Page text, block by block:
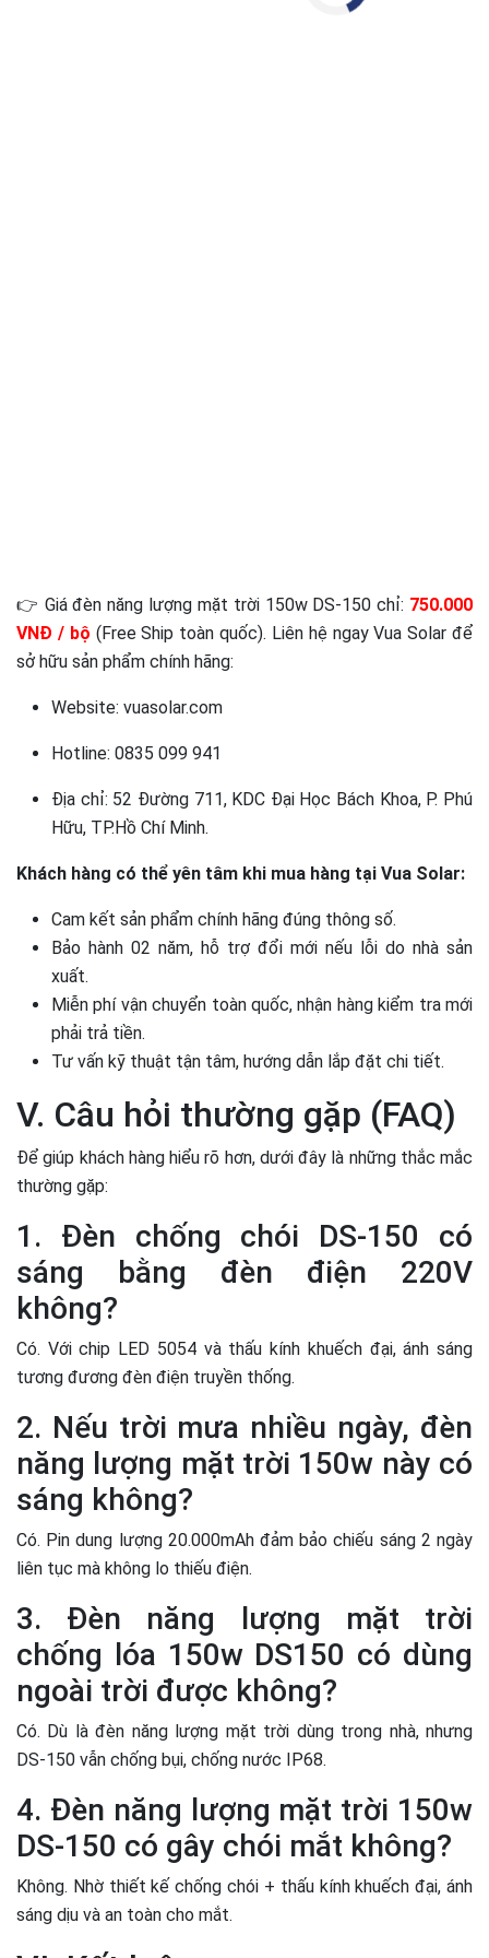
👉 Giá đèn năng lượng mặt trời 150w DS-150 chỉ: 750.000
VNĐ / bộ (Free Ship toàn quốc). Liên hệ ngay Vua Solar để
sở hữu sản phẩm chính hãng:
Website: vuasolar.com
Hotline: 0835 099 941
Địa chỉ: 52 Đường 711, KDC Đại Học Bách Khoa, P. Phú
Hữu, TP.Hồ Chí Minh.
Khách hàng có thể yên tâm khi mua hàng tại Vua Solar:
Cam kết sản phẩm chính hãng đúng thông số.
Bảo hành 02 năm, hỗ trợ đổi mới nếu lỗi do nhà sản
xuất.
Miễn phí vận chuyển toàn quốc, nhận hàng kiểm tra mới
phải trả tiền.
Tư vấn kỹ thuật tận tâm, hướng dẫn lắp đặt chi tiết.
V. Câu hỏi thường gặp (FAQ)
Để giúp khách hàng hiểu rõ hơn, dưới đây là những thắc mắc
thường gặp:
1. Đèn chống chói DS-150 có
sáng bằng đèn điện 220V
không?
Có. Với chip LED 5054 và thấu kính khuếch đại, ánh sáng
tương đương đèn điện truyền thống.
2. Nếu trời mưa nhiều ngày, đèn
năng lượng mặt trời 150w này có
sáng không?
Có. Pin dung lượng 20.000mAh đảm bảo chiếu sáng 2 ngày
liên tục mà không lo thiếu điện.
3. Đèn năng lượng mặt trời
chống lóa 150w DS150 có dùng
ngoài trời được không?
Có. Dù là đèn năng lượng mặt trời dùng trong nhà, nhưng
DS-150 vẫn chống bụi, chống nước IP68.
4. Đèn năng lượng mặt trời 150w
DS-150 có gây chói mắt không?
Không. Nhờ thiết kế chống chói + thấu kính khuếch đại, ánh
sáng dịu và an toàn cho mắt.